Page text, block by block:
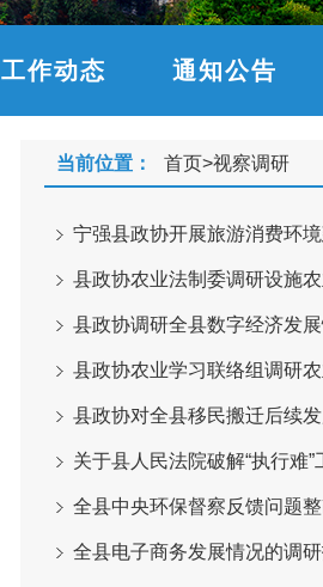
工作动态 通知公告
当前位置： 首页>视察调研
宁强县政协开展旅游消费环
县政协农业法制委调研设施
县政协调研全县数字经济发
县政协农业学习联络组调研
县政协对全县移民搬迁后续
关于县人民法院破解“执行难
全县中央环保督察反馈问题
全县电子商务发展情况的调